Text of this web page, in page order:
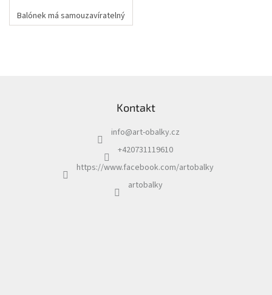
Balónek má samouzavíratelný
ventil.
Kontakt
info@art-obalky.cz
+420731119610
https://www.facebook.com/artobalky
artobalky